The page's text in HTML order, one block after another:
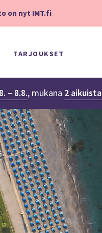
on nyt IMT.fi
TARJOUKSET
– 8.8., mukana 2 aikuista